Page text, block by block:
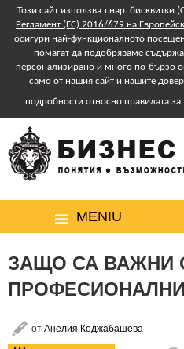
Този сайт използва т.нар. бисквитки
Регламент (ЕС) 2016/679 на
осигури най-функционалното
помагат да подобряваме
персонализирано и много по-бързо
само от нашия сайт и нашите
подробности относно правилата за
MENIU
ЗАЩО СА ВАЖНИ
от Анелия Коджабашева